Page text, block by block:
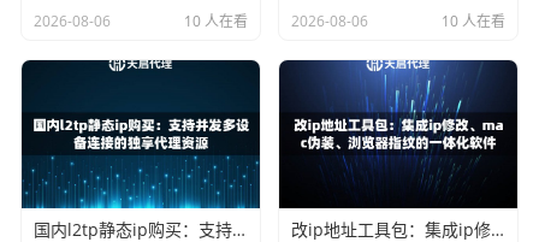
插件便能自动、按需地从天启代理的IP池中获取新鲜、可用
的IP地址进行切换。
天启代理的API设计注重效率和便捷性，接口请求时间小于1
秒，并支持多种参数自定义，比如指定提取IP的数量、所在
城市、协议类型等。这意味着你的插件不仅能实现“一键切
换”，更能实现“精准切换”和“批量切换”，极大提升了工作效
率。无论是进行数据采集、广告验证还是市场调研，都能做
2026-08-06 10 人在看 2026-08-06 10 人在看
国内l2tp静态ip购买：支持并发多设备连接的独享代理资源 改ip地址工具包：集成ip修改、mac伪装、浏览器指纹的一体化软件